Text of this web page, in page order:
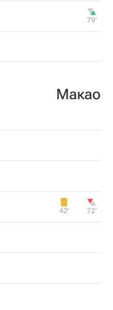
79‎’‎
Макао
42‎’‎ 72‎’‎